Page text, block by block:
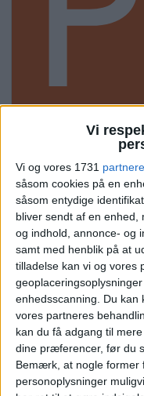
Vi
Vi og vores 1731 partnere
såsom cookies på en
såsom entydige
bliver sendt af en enhed,
og indhold, annonce- og
samt med henblik på at
tilladelse kan vi og vores
enhedsscanning. Du kan
vores partneres
kan du få adgang til
dine præferencer, før du
Bemærk, at nogle former
personoplysninger